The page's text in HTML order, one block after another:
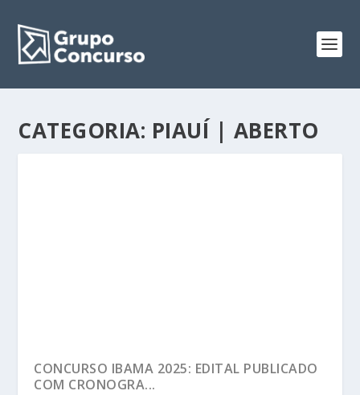
CATEGORIA: PIAUÍ | ABERTO
CONCURSO IBAMA 2025: EDITAL PUBLICADO
COM CRONOGRA...